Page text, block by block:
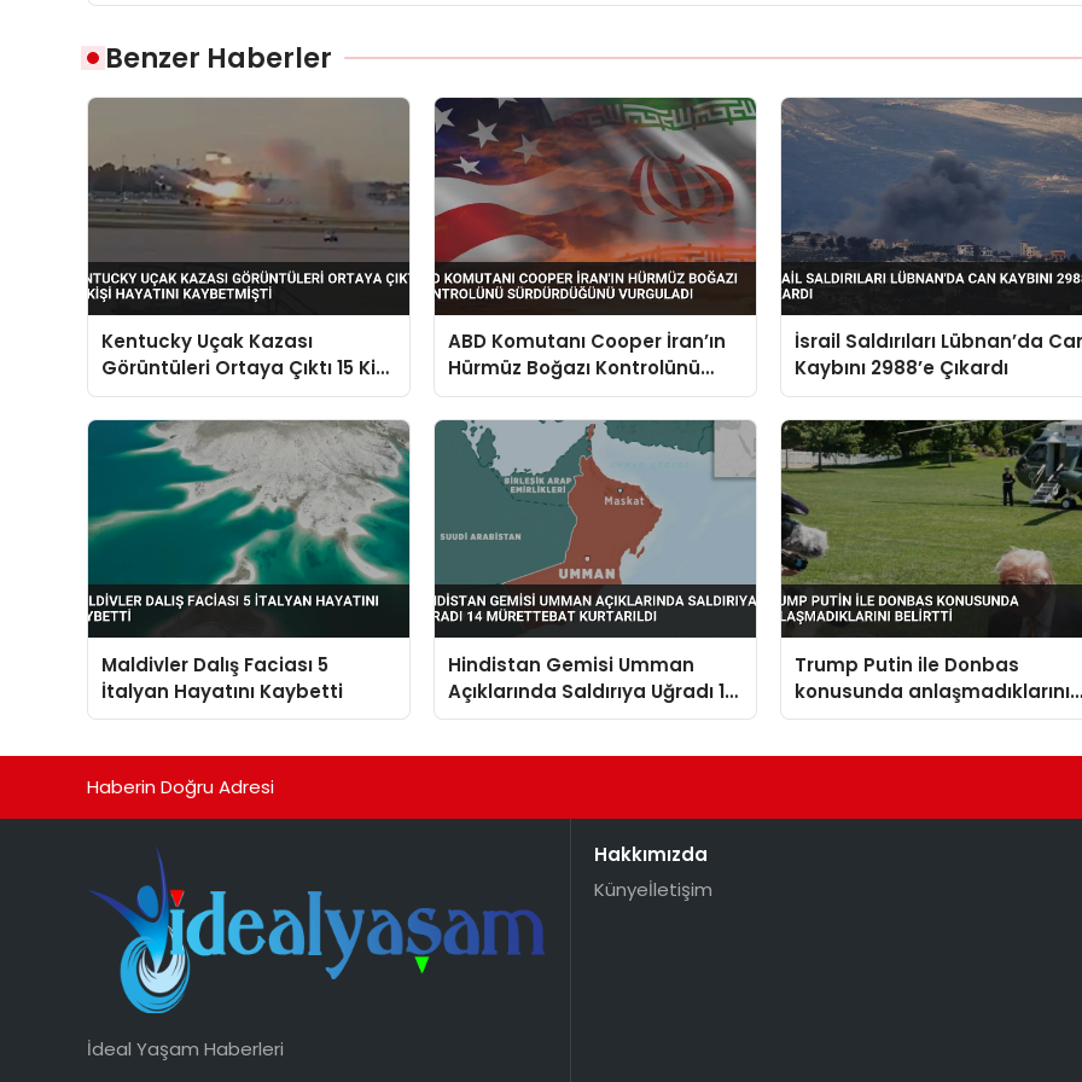
Benzer Haberler
Kentucky Uçak Kazası
Görüntüleri Ortaya Çıktı 15 Kişi
Hayatını Kaybetmişti
ABD Komutanı Cooper İran’ın
Hürmüz Boğazı Kontrolünü
Sürdürdüğünü Vurguladı
İsrail Saldırıları Lübnan’da
Kaybını 2988’e Çıkardı
Maldivler Dalış Faciası 5
İtalyan Hayatını Kaybetti
Hindistan Gemisi Umman
Açıklarında Saldırıya Uğradı 14
Mürettebat Kurtarıldı
Trump Putin ile Donbas
konusunda anlaşmadıklarını
belirtti
Haberin Doğru Adresi
İdeal Yaşam Haberleri
Hakkımızda
Künyeİletişim